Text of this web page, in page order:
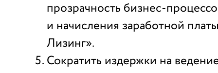
прозрачность бизнес-
и начисления заработной
Лизинг».
Сократить издержки на